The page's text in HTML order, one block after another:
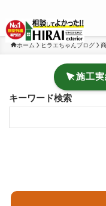
ホーム ヒラエちゃんブログ
施工
キーワード検索